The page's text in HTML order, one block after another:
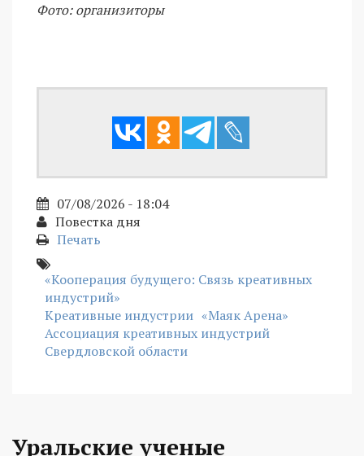
Фото: организиторы
07/08/2026 - 18:04
Повестка дня
Печать
«Кооперация будущего: Связь креативных
индустрий»
Креативные индустрии «Маяк Арена»
Ассоциация креативных индустрий
Свердловской области
Уральские ученые